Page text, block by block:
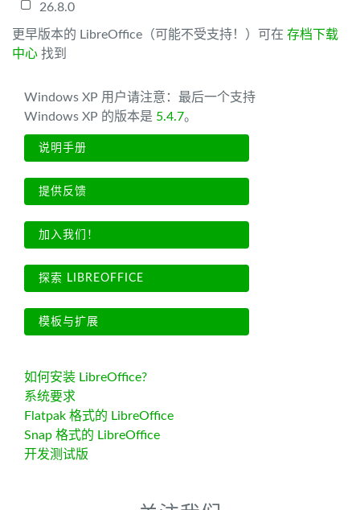
26.8.0
更早版本的 LibreOffice（可能不受支持！）可在 存档下载
中心 找到
Windows XP 用户请注意：最后一个支持
Windows XP 的版本是 5.4.7。
说明手册
提供反馈
加入我们！
探索 LIBREOFFICE
模板与扩展
如何安装 LibreOffice?
系统要求
Flatpak 格式的 LibreOffice
Snap 格式的 LibreOffice
开发测试版